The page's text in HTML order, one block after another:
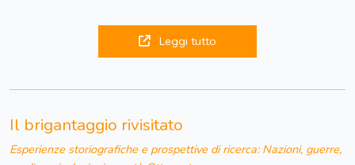
Leggi tutto
Il brigantaggio rivisitato
Esperienze storiografiche e prospettive di ricerca: Nazioni, guerre,